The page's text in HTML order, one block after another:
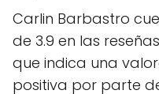
Carlin Barbastro
de 3.9 en las
que indica una
positiva por parte